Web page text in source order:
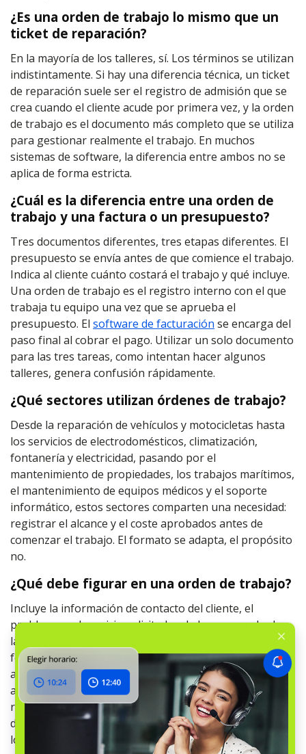
¿Es una orden de trabajo lo mismo que un
ticket de reparación?
En la mayoría de los talleres, sí. Los términos se utilizan
indistintamente. Si hay una diferencia técnica, un ticket
de reparación suele ser el registro de admisión que se
crea cuando el cliente acude por primera vez, y la orden
de trabajo es el documento más completo que se utiliza
para gestionar realmente el trabajo. En muchos
sistemas de software, la diferencia entre ambos no se
aplica de forma estricta.
¿Cuál es la diferencia entre una orden de
trabajo y una factura o un presupuesto?
Tres documentos diferentes, tres etapas diferentes. El
presupuesto se envía antes de que comience el trabajo.
Indica al cliente cuánto costará el trabajo y qué incluye.
Una orden de trabajo es el registro interno con el que
trabaja tu equipo una vez que se aprueba el
presupuesto. El software de facturación se encarga del
paso final al cobrar el pago. Utilizar un solo documento
para las tres tareas, como intentan hacer algunos
talleres, genera confusión rápidamente.
¿Qué sectores utilizan órdenes de trabajo?
Desde la reparación de vehículos y motocicletas hasta
los servicios de electrodomésticos, climatización,
fontanería y electricidad, pasando por el
mantenimiento de propiedades, los trabajos marítimos,
el mantenimiento de equipos médicos y el soporte
informático, estos sectores comparten una necesidad:
registrar el alcance y el coste aprobados antes de
comenzar el trabajo. El formato se adapta, el propósito
no.
¿Qué debe figurar en una orden de trabajo?
Incluye la información de contacto del cliente, el
problema o el servicio solicitado, el alcance aprobado,
las piezas, la mano de obra, el técnico asignado, la
fecha de entrega y el coste total. También conviene
añadir el estado, sobre todo si hay varios trabajos
abiertos a la vez y quieres tener una visión general
rápida de cada uno. En definitiva, lo que debe incluirse
depende en gran medida de la actividad de tu taller y de
los procesos que se sigan.